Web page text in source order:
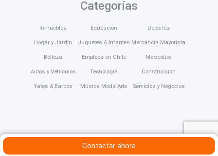
Contactar ahora
Categorías
Inmuebles
Hogar y Jardín
Belleza
Autos y Vehículos
Yates & Barcos
Educación
Juguetes & Infantes
Empleos en Chile
Tecnología
Música Moda Arte
Deportes
Mercancía Mayorista
Mascotas
Construcción
Servicios y Negocios